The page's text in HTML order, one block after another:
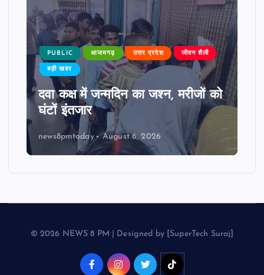
PUBLIC आजमगढ़ उत्तर प्रदेश जीवन शैली
बड़ी खबर
दवा कक्ष में जन्मदिन का जश्न, मरीजों को
घंटों इंतजार
news8pmtoday August 6, 2026
© 2026 NEWS 8 PM | Designed by [SuperTech Suraj]